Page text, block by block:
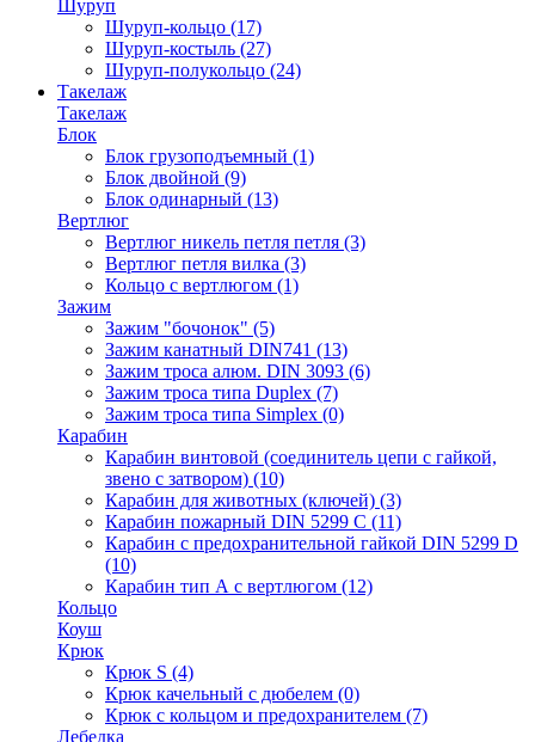
Шуруп
Шуруп-кольцо (17)
Шуруп-костыль (27)
Шуруп-полукольцо (24)
Такелаж
Такелаж
Блок
Блок грузоподъемный (1)
Блок двойной (9)
Блок одинарный (13)
Вертлюг
Вертлюг никель петля петля (3)
Вертлюг петля вилка (3)
Кольцо с вертлюгом (1)
Зажим
Зажим "бочонок" (5)
Зажим канатный DIN741 (13)
Зажим троса алюм. DIN 3093 (6)
Зажим троса типа Duplex (7)
Зажим троса типа Simplex (0)
Карабин
Карабин винтовой (соединитель цепи с гайкой,
звено с затвором) (10)
Карабин для животных (ключей) (3)
Карабин пожарный DIN 5299 C (11)
Карабин с предохранительной гайкой DIN 5299 D
(10)
Карабин тип А с вертлюгом (12)
Кольцо
Коуш
Крюк
Крюк S (4)
Крюк качельный с дюбелем (0)
Крюк с кольцом и предохранителем (7)
Лебедка